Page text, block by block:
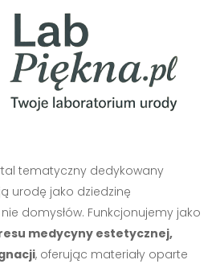
tematyczny dedykowany
urodę jako dziedzinę
domysłów. Funkcjonujemy jako
medycyny estetycznej,
, oferując materiały oparte